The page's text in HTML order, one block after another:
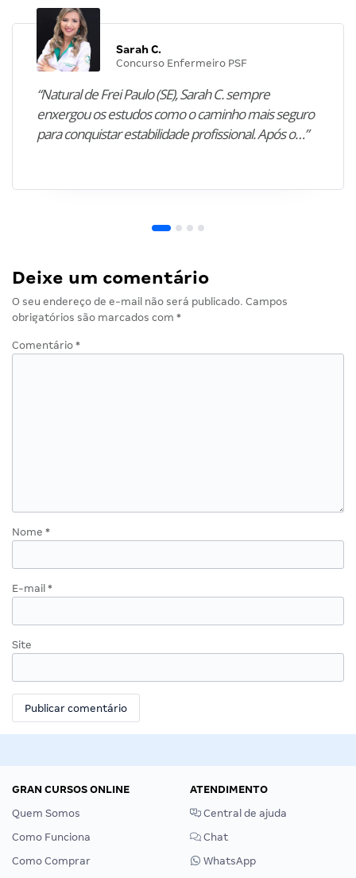
Sarah C.
Concurso Enfermeiro PSF
“Natural de Frei Paulo (SE), Sarah C. sempre
enxergou os estudos como o caminho mais seguro
para conquistar estabilidade profissional. Após o…”
Deixe um comentário
O seu endereço de e-mail não será publicado. Campos
obrigatórios são marcados com *
Comentário *
Nome *
E-mail *
Site
GRAN CURSOS ONLINE
Quem Somos
Como Funciona
Como Comprar
ATENDIMENTO
Central de ajuda
Chat
WhatsApp